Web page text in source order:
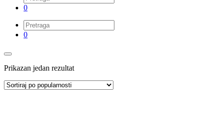
0
0
Prikazan jedan rezultat